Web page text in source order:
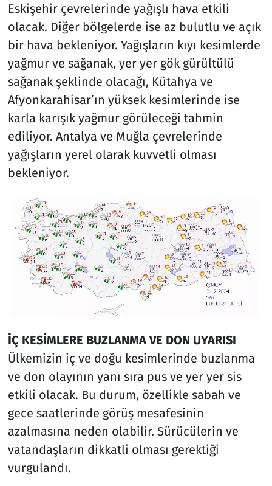
Eskişehir çevrelerinde yağışlı hava etkili
olacak. Diğer bölgelerde ise az bulutlu ve açık
bir hava bekleniyor. Yağışların kıyı kesimlerde
yağmur ve sağanak, yer yer gök gürültülü
sağanak şeklinde olacağı, Kütahya ve
Afyonkarahisar’ın yüksek kesimlerinde ise
karla karışık yağmur görüleceği tahmin
ediliyor. Antalya ve Muğla çevrelerinde
yağışların yerel olarak kuvvetli olması
bekleniyor.
İÇ KESİMLERE BUZLANMA VE DON UYARISI
Ülkemizin iç ve doğu kesimlerinde buzlanma
ve don olayının yanı sıra pus ve yer yer sis
etkili olacak. Bu durum, özellikle sabah ve
gece saatlerinde görüş mesafesinin
azalmasına neden olabilir. Sürücülerin ve
vatandaşların dikkatli olması gerektiği
vurgulandı.
Televizyon